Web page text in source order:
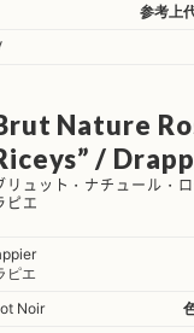
参考上
Nature
/
リュット・ナチュール・
ピエ
ピエ
Noir